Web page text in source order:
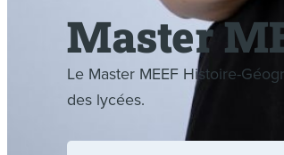
Master
Le Master MEEF Histoire-
des lycées.